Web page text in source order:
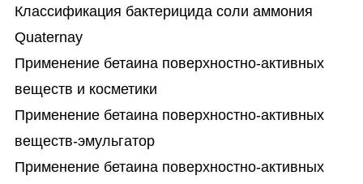
Классификация бактерицида соли аммония
Quaternay
Применение бетаина поверхностно-активных
веществ и косметики
Применение бетаина поверхностно-активных
веществ-эмульгатор
Применение бетаина поверхностно-активных